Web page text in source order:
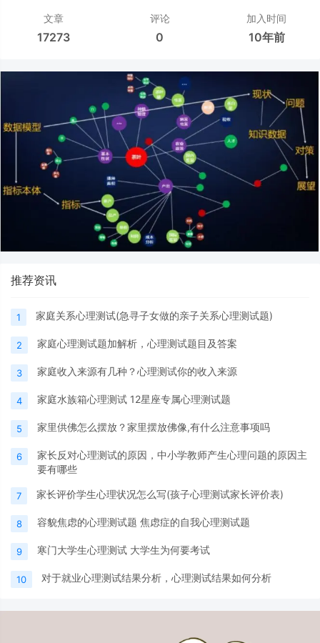
文章
17273
评论
0
加入时间
10年前
推荐资讯
1 家庭关系心理测试(急寻子女做的亲子关系心理测试题)
2 家庭心理测试题加解析，心理测试题目及答案
3 家庭收入来源有几种？心理测试你的收入来源
4 家庭水族箱心理测试 12星座专属心理测试题
5 家里供佛怎么摆放？家里摆放佛像,有什么注意事项吗
6
家长反对心理测试的原因，中小学教师产生心理问题的原因主
要有哪些
7 家长评价学生心理状况怎么写(孩子心理测试家长评价表)
8 容貌焦虑的心理测试题 焦虑症的自我心理测试题
9 寒门大学生心理测试 大学生为何要考试
10 对于就业心理测试结果分析，心理测试结果如何分析